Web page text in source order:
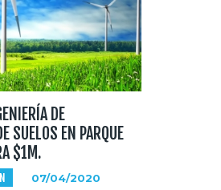
DE
SUELOS EN PARQUE
$1M.
07/04/2020